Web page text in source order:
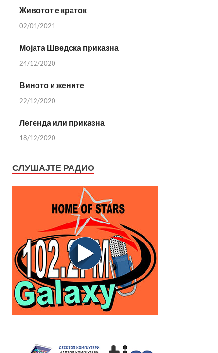
Животот е краток
02/01/2021
Мојата Шведска приказна
24/12/2020
Виното и жените
22/12/2020
Легенда или приказна
18/12/2020
СЛУШАЈТЕ РАДИО